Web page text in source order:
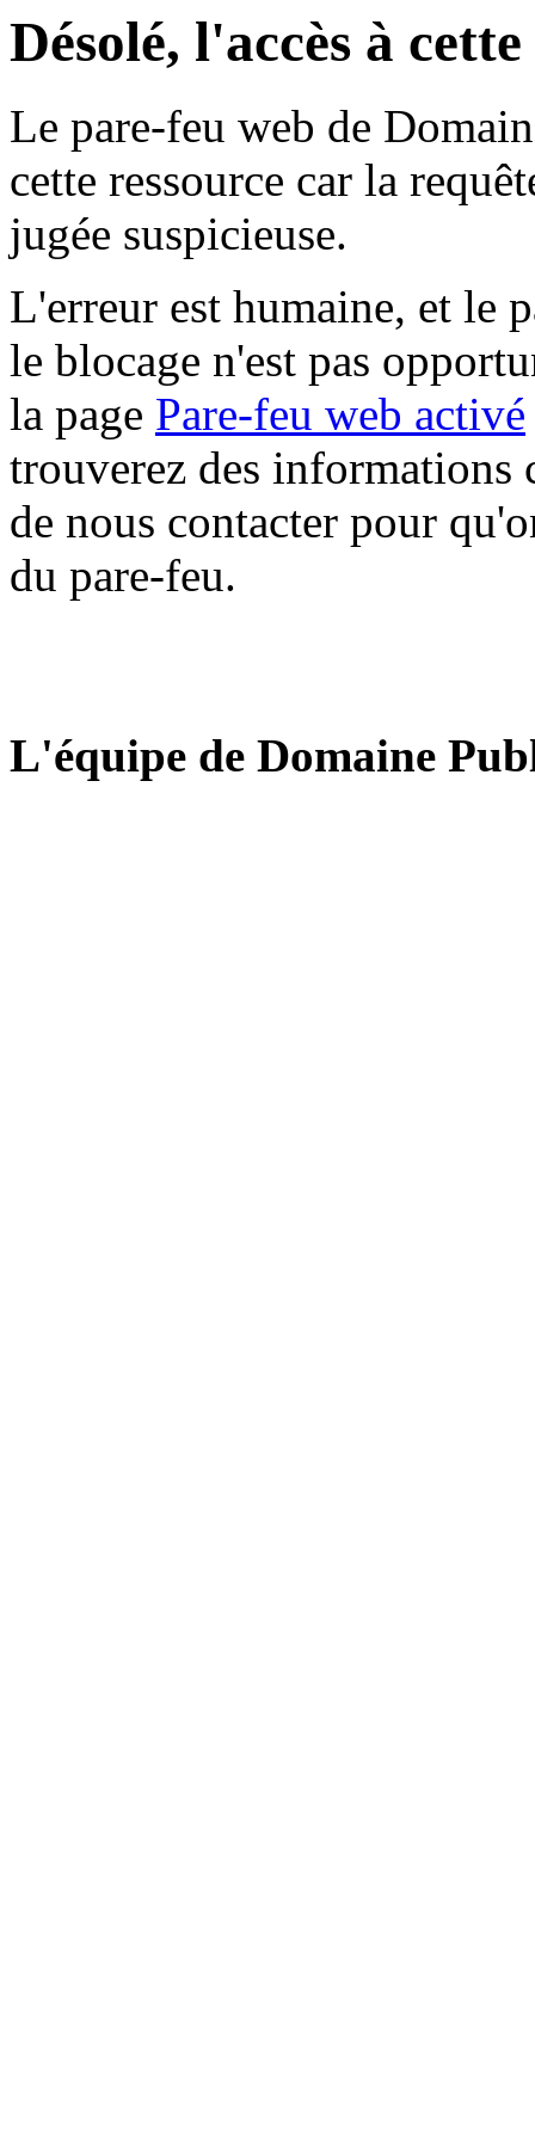
Désolé, l'accès à
Le pare-feu web de
cette ressource car la
jugée suspicieuse.
L'erreur est humaine, et le
le blocage n'est pas
la page Pare-feu web activé
trouverez des informations
de nous contacter pour
du pare-feu.
L'équipe de Domaine